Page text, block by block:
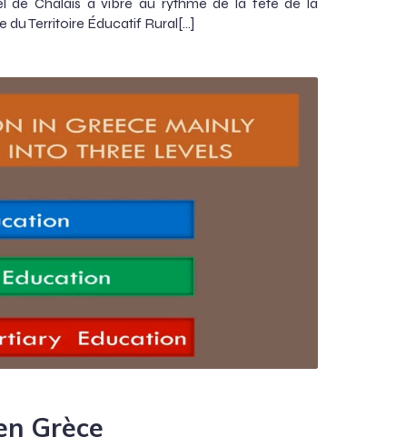
du Territoire Éducatif Rural[…]
Grèce